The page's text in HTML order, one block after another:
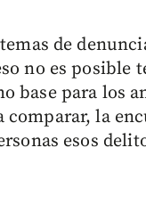
de
no es posible
base para los
la
esos